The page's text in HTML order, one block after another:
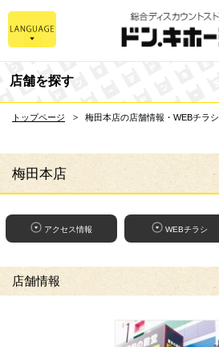
店舗を探す
トップページ 梅田本店の店舗情報・WEBチラシ
梅田本店
アクセス情報 WEBチラシ
店舗情報